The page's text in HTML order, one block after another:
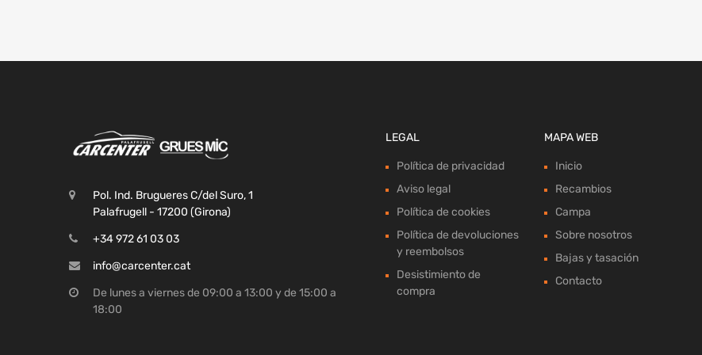
Pol. Ind. Brugueres C/del Suro, 1
Palafrugell - 17200 (Girona)
+34 972 61 03 03
info@carcenter.cat
De lunes a viernes de 09:00 a 13:00 y de 15:00 a
18:00
LEGAL
Política de privacidad
Aviso legal
Política de cookies
Política de devoluciones
y reembolsos
Desistimiento de
compra
MAPA WEB
Inicio
Recambios
Campa
Sobre nosotros
Bajas y tasación
Contacto